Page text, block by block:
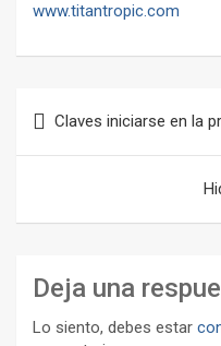
www.titantropic.com
de
Claves iniciarse en la
Deja una
Lo siento, debes estar